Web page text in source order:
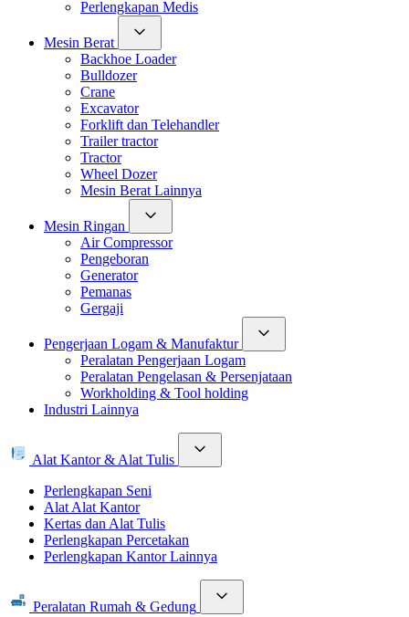
Perlengkapan Medis
Mesin Berat
Backhoe Loader
Bulldozer
Crane
Excavator
Forklift dan Telehandler
Trailer tractor
Tractor
Wheel Dozer
Mesin Berat Lainnya
Mesin Ringan
Air Compressor
Pengeboran
Generator
Pemanas
Gergaji
Pengerjaan Logam & Manufaktur
Peralatan Pengerjaan Logam
Peralatan Pengelasan & Persenjataan
Workholding & Tool holding
Industri Lainnya
Alat Kantor & Alat Tulis
Perlengkapan Seni
Alat Alat Kantor
Kertas dan Alat Tulis
Perlengkapan Percetakan
Perlengkapan Kantor Lainnya
Peralatan Rumah & Gedung